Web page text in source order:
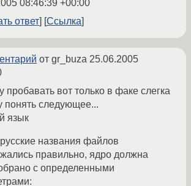
08:46:39 +00:00
ответ
Ссылка
от gr_buza 25.06.2005
пробавать вот только в факе слегка
понять следующее...
язык
названия файлов
правильно, ядро должна
с определенными